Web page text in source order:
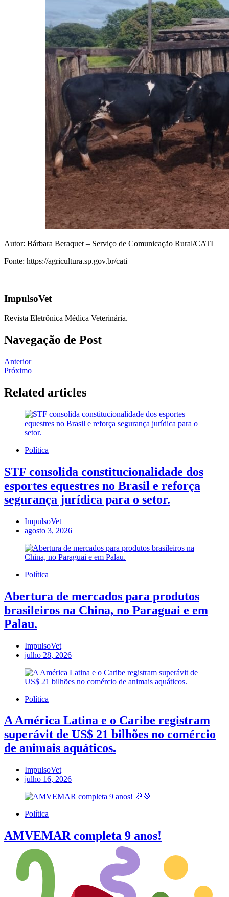
Autor: Bárbara Beraquet – Serviço de Comunicação Rural/CATI
Fonte: https://agricultura.sp.gov.br/cati
ImpulsoVet
Revista Eletrônica Médica Veterinária.
Navegação de Post
Anterior
Próximo
Related articles
Política
STF consolida constitucionalidade dos
esportes equestres no Brasil e reforça
segurança jurídica para o setor.
ImpulsoVet
agosto 3, 2026
Política
Abertura de mercados para produtos
brasileiros na China, no Paraguai e em
Palau.
ImpulsoVet
julho 28, 2026
Política
A América Latina e o Caribe registram
superávit de US$ 21 bilhões no comércio
de animais aquáticos.
ImpulsoVet
julho 16, 2026
Política
AMVEMAR completa 9 anos!